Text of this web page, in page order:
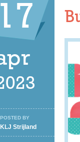
17
POSTED BY
KLJ Strijland